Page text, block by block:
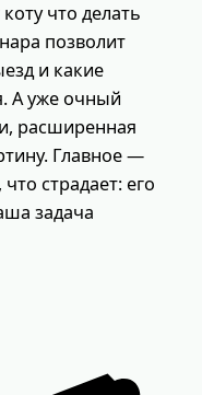
что делать
позволит
и какие
А уже очный
расширенная
Главное —
страдает: его
задача